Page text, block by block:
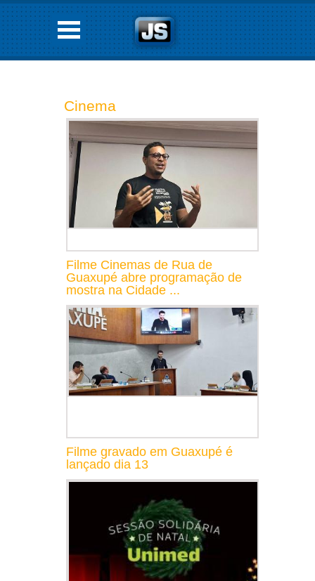
Cinema
Filme Cinemas de Rua de
Guaxupé abre programação de
mostra na Cidade ...
Filme gravado em Guaxupé é
lançado dia 13